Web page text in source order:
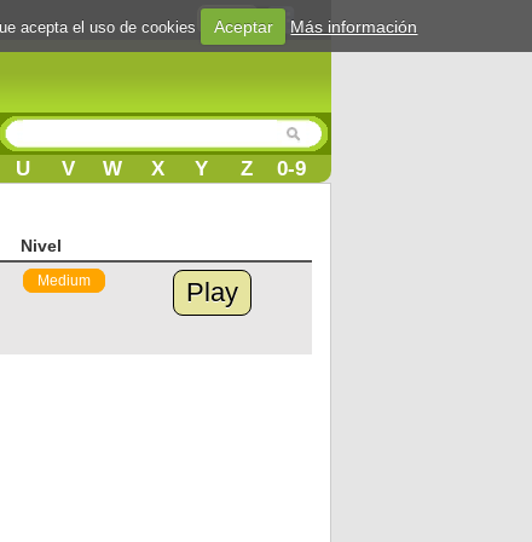
Login
U V W X Y Z 0-9
Nivel
Medium Play
acepta el uso de cookies Aceptar Más información